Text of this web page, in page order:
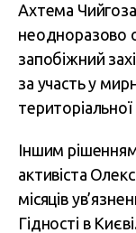
Ахтема
неодноразово
запобіжний
за участь у
територіальної
Іншим рішенням
активіста
місяців
Гідності в